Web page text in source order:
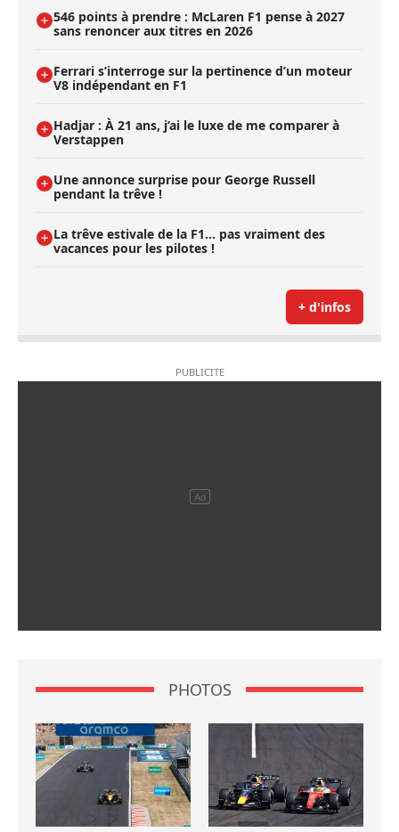
546 points à prendre : McLaren F1 pense à 2027
sans renoncer aux titres en 2026
Ferrari s’interroge sur la pertinence d’un moteur
V8 indépendant en F1
Hadjar : À 21 ans, j’ai le luxe de me comparer à
Verstappen
Une annonce surprise pour George Russell
pendant la trêve !
La trêve estivale de la F1... pas vraiment des
vacances pour les pilotes !
+ d'infos
PHOTOS